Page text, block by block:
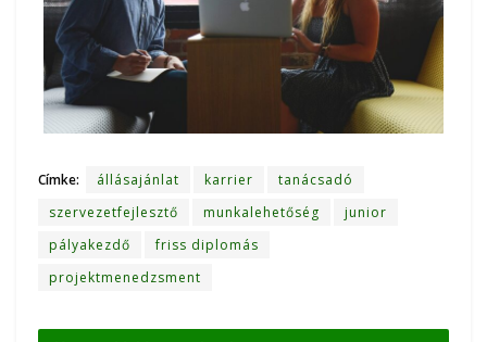
Címke: állásajánlat karrier
tanácsadó
szervezetfejlesztő
munkalehetőség
junior
pályakezdő
friss diplomás
projektmenedzsment